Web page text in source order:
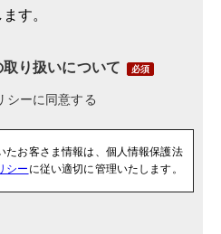
す。
り扱いについて
たお客さま情報は、個人情報保護法
シー に従い適切に管理いたします。